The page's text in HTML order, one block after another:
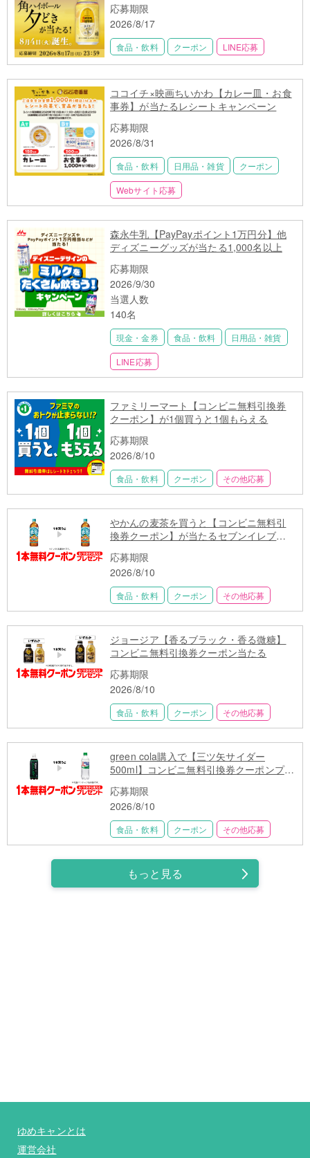
応募期限
2026/8/17
食品・飲料 クーポン LINE応募
ココイチ×映画ちいかわ【カレー皿・お食
事券】が当たるレシートキャンペーン
応募期限
2026/8/31
食品・飲料 日用品・雑貨 クーポン
Webサイト応募
森永牛乳【PayPayポイント1万円分】他
ディズニーグッズが当たる1,000名以上
応募期限
2026/9/30
当選人数
140名
現金・金券 食品・飲料 日用品・雑貨
LINE応募
ファミリーマート【コンビニ無料引換券
クーポン】が1個買うと1個もらえる
応募期限
2026/8/10
食品・飲料 クーポン その他応募
やかんの麦茶を買うと【コンビニ無料引
換券クーポン】が当たるセブンイレブン
応募期限
2026/8/10
食品・飲料 クーポン その他応募
ジョージア【香るブラック・香る微糖】
コンビニ無料引換券クーポン当たる
応募期限
2026/8/10
食品・飲料 クーポン その他応募
green cola購入で【三ツ矢サイダー
500ml】コンビニ無料引換券クーポンプレ
応募期限
2026/8/10
食品・飲料 クーポン その他応募
もっと見る
ゆめキャンとは
運営会社